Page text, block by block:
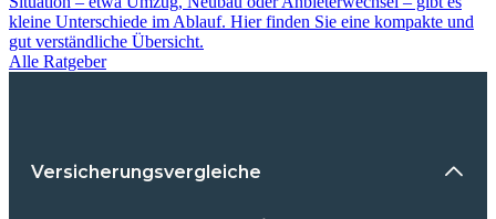
kleine Unterschiede im Ablauf. Hier finden Sie eine kompakte und
gut verständliche Übersicht.
Alle Ratgeber
Versicherungsvergleiche